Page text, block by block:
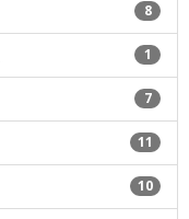
8
1
7
11
10